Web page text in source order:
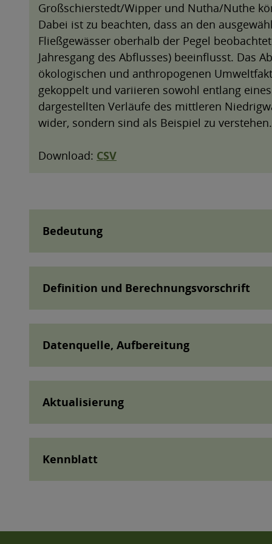
Bedeutung
Definition und Berechnungsvorschrift
Datenquelle, Aufbereitung
Aktualisierung
Kennblatt